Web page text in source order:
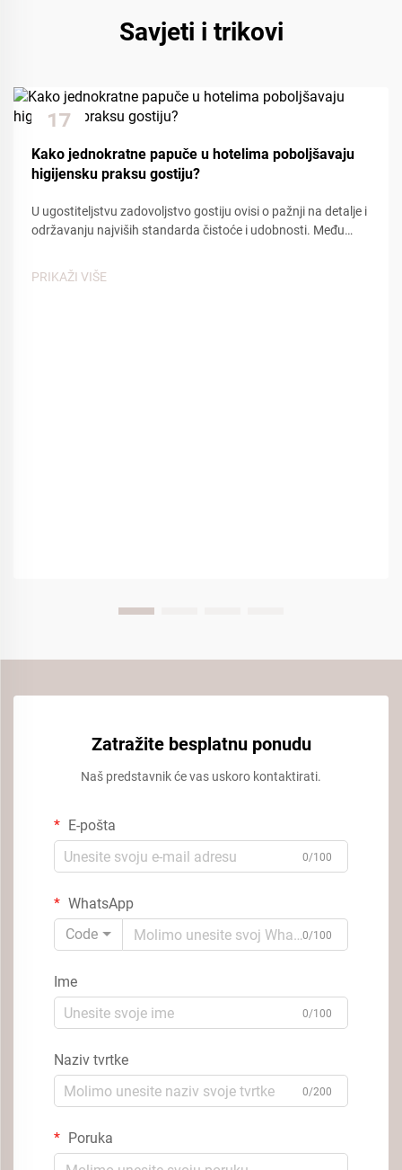
Savjeti i trikovi
17
Dec
Kako jednokratne papuče u hotelima poboljšavaju
higijensku praksu gostiju?
U ugostiteljstvu zadovoljstvo gostiju ovisi o pažnji na detalje i
održavanju najviših standarda čistoće i udobnosti. Među
gostiju, hotelske jednokratne papuče pl...
PRIKAŽI VIŠE
Zatražite besplatnu ponudu
Naš predstavnik će vas uskoro kontaktirati.
E-pošta
0/100
WhatsApp
Code
0/100
Ime
0/100
Naziv tvrtke
0/200
Poruka